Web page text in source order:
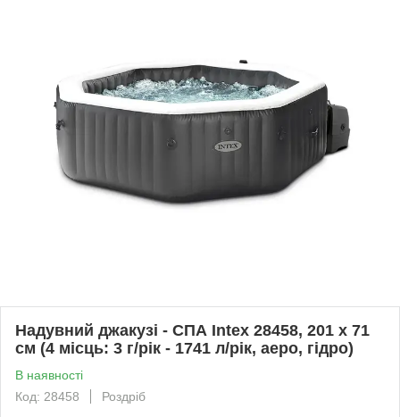
Надувний джакузі - СПА Intex 28458, 201 х 71
см (4 місць: 3 г/рік - 1741 л/рік, аеро, гідро)
В наявності
Код: 28458
Роздріб